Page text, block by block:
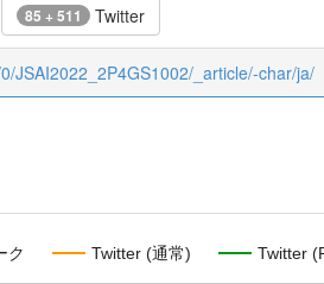
85 + 511 Twitter
JSAI2022_2P4GS1002/_article/-char/ja/
ク Twitter (通常) Twitter